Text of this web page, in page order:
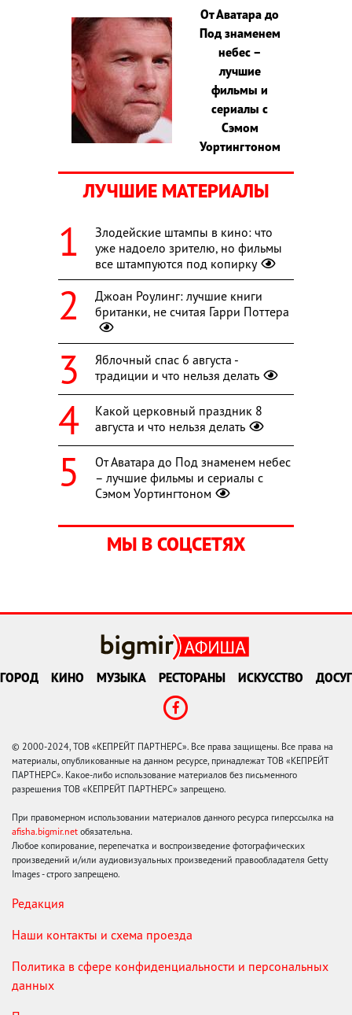
От Аватара до
Под знаменем
небес –
лучшие
фильмы и
сериалы с
Сэмом
Уортингтоном
ЛУЧШИЕ МАТЕРИАЛЫ
Злодейские штампы в кино: что
уже надоело зрителю, но фильмы
все штампуются под копирку
Джоан Роулинг: лучшие книги
британки, не считая Гарри Поттера
Яблочный спас 6 августа -
традиции и что нельзя делать
Какой церковный праздник 8
августа и что нельзя делать
От Аватара до Под знаменем небес
– лучшие фильмы и сериалы с
Сэмом Уортингтоном
МЫ В СОЦСЕТЯХ
ГОРОД КИНО МУЗЫКА РЕСТОРАНЫ ИСКУССТВО ДОСУГ
© 2000-2024, ТОВ «КЕПРЕЙТ ПАРТНЕРС». Все права защищены. Все права на
материалы, опубликованные на данном ресурсе, принадлежат ТОВ «КЕПРЕЙТ
ПАРТНЕРС». Какое-либо использование материалов без письменного
разрешения ТОВ «КЕПРЕЙТ ПАРТНЕРС» запрещено.
При правомерном использовании материалов данного ресурса гиперссылка на
afisha.bigmir.net обязательна.
Любое копирование, перепечатка и воспроизведение фотографических
произведений и/или аудиовизуальных произведений правообладателя Getty
Images - строго запрещено.
Редакция
Наши контакты и схема проезда
Политика в сфере конфиденциальности и персональных
данных